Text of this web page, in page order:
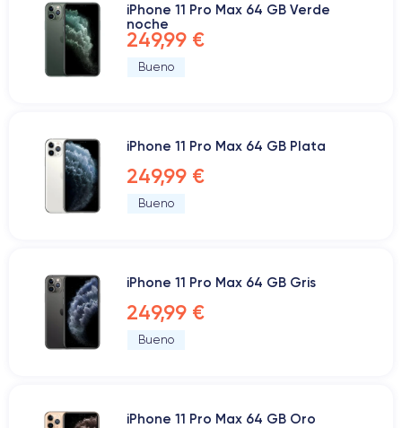
iPhone 11 Pro Max 64 GB Verde
noche
249,99 €
Bueno
iPhone 11 Pro Max 64 GB Plata
249,99 €
Bueno
iPhone 11 Pro Max 64 GB Gris
249,99 €
Bueno
iPhone 11 Pro Max 64 GB Oro